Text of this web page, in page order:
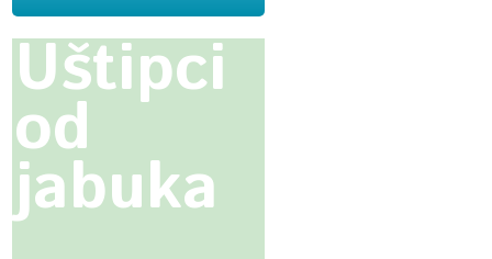
Uštipci
od
jabuka